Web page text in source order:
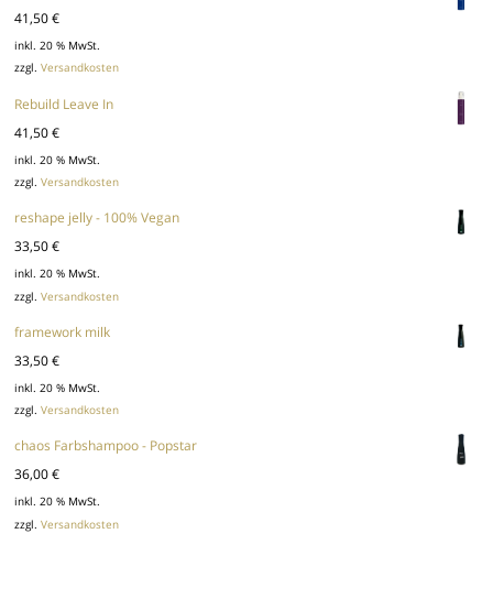
41,50€
inkl. 20 % MwSt.
zzgl.Versandkosten
Rebuild Leave In
41,50€
inkl. 20 % MwSt.
zzgl.Versandkosten
reshape jelly - 100% Vegan
33,50€
inkl. 20 % MwSt.
zzgl.Versandkosten
framework milk
33,50€
inkl. 20 % MwSt.
zzgl.Versandkosten
chaos Farbshampoo - Popstar
36,00€
inkl. 20 % MwSt.
zzgl.Versandkosten